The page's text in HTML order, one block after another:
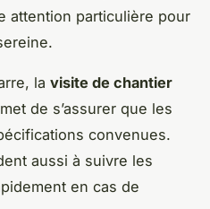
attention particulière pour
la visite de chantier
de s’assurer que les
convenues.
aussi à suivre les
en cas de